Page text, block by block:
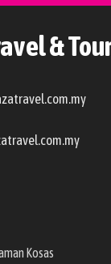
&
Kosas